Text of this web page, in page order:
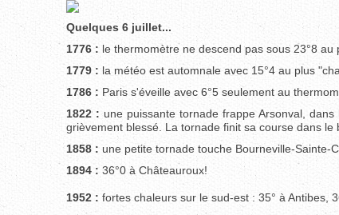
Quelques 6 juillet...
1776 : le thermomètre ne descend pas sous 23°8
1779 : la météo est automnale avec 15°4 au plus
1786 : Paris s'éveille avec 6°5 seulement au
1822 : une puissante tornade frappe Arsonval,
grièvement blessé. La tornade finit sa course dans
1858 : une petite tornade touche Bourneville-Sainte-
1894 : 36°0 à Châteauroux!
1952 : fortes chaleurs sur le sud-est : 35° à Antibes,